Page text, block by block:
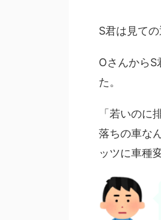
S君は見て
OさんからS
た。
「若いの
落ちの車な
ッツに車種